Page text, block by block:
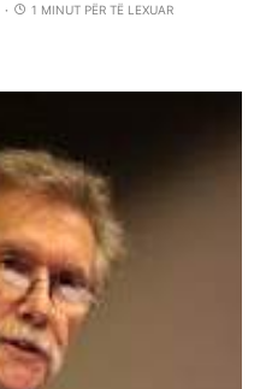
1 MINUT PËR TË LEXUAR